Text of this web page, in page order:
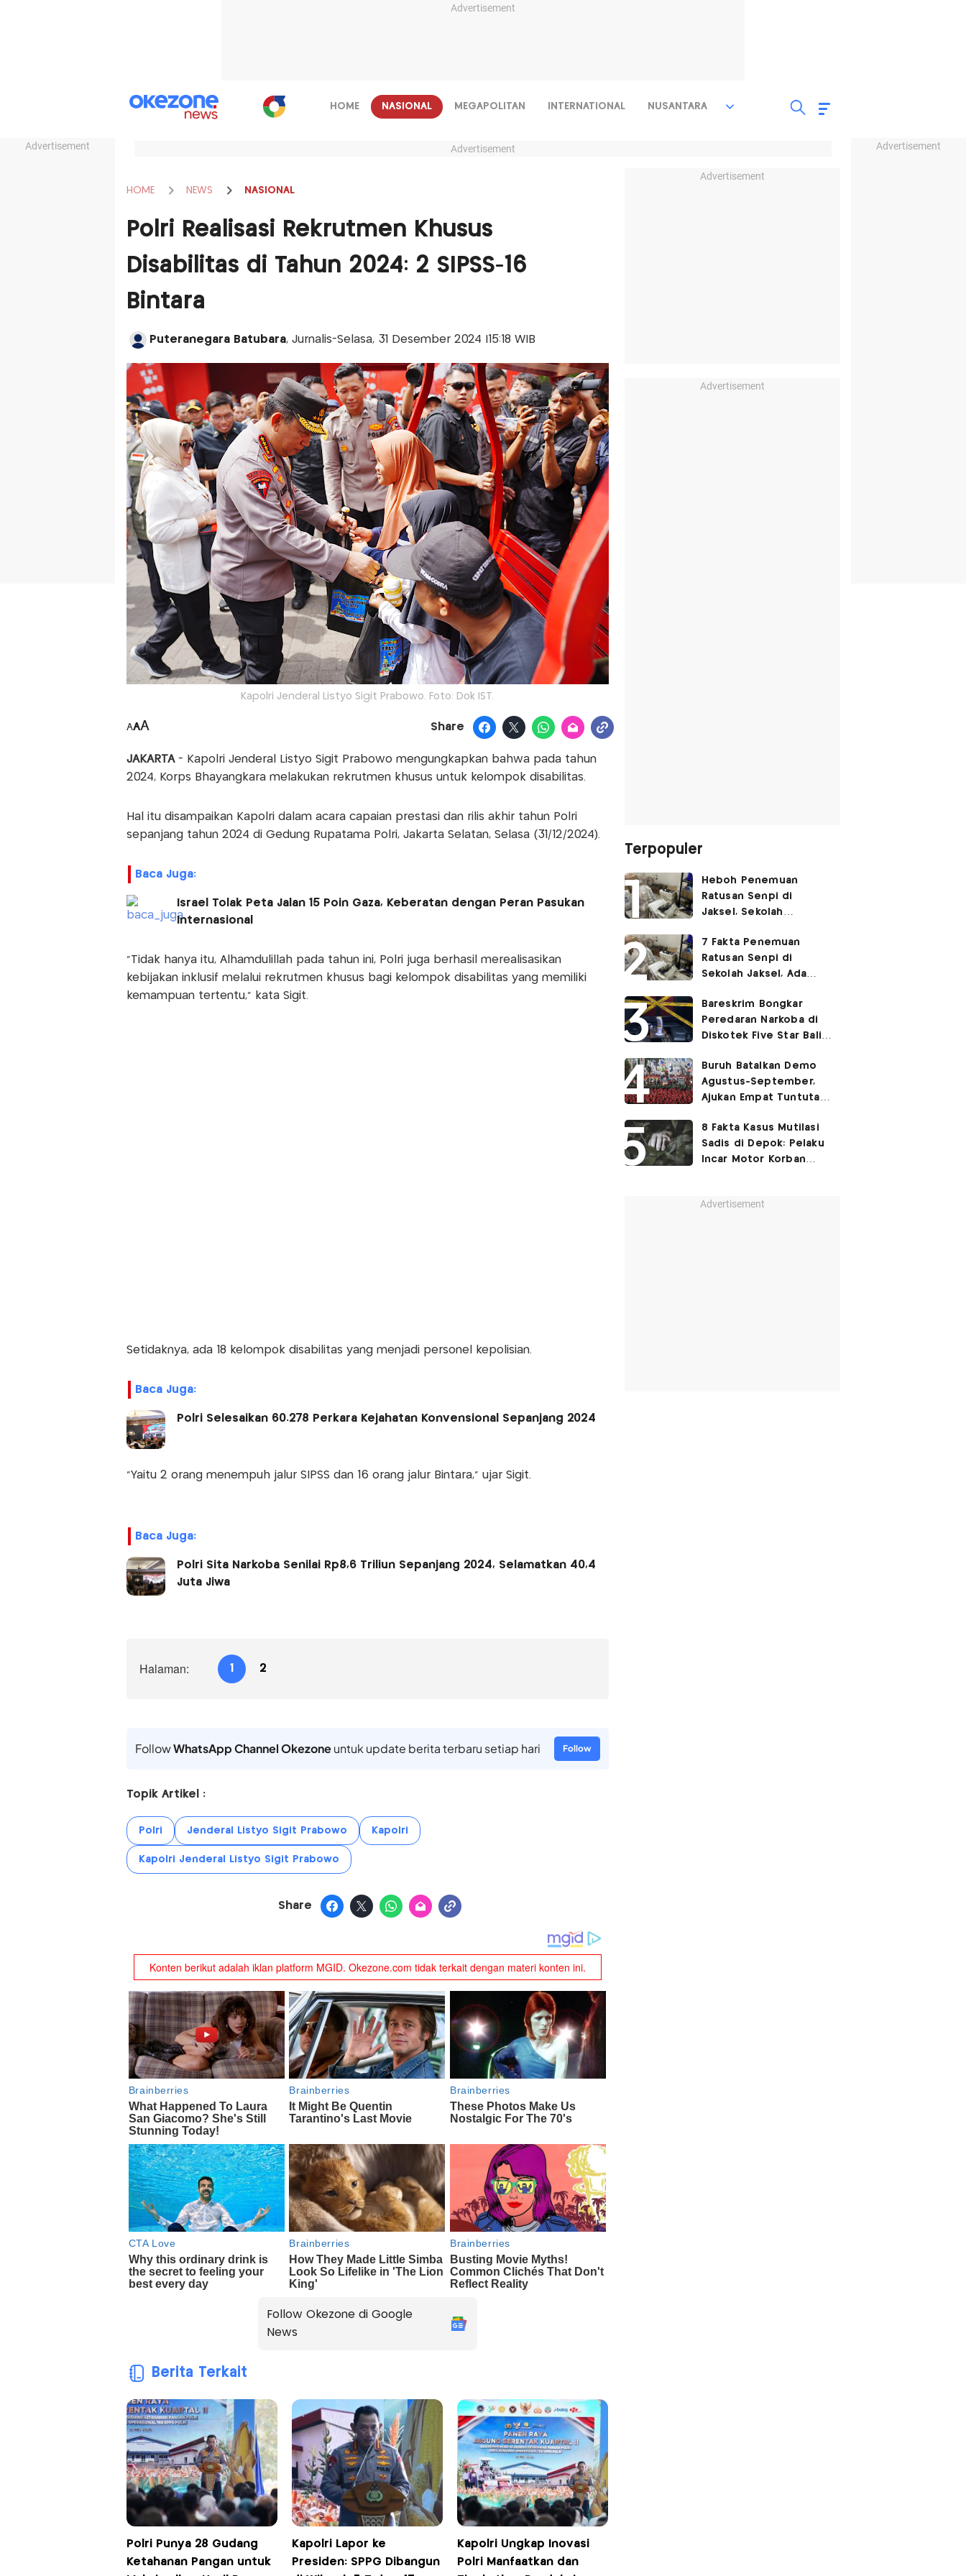
Advertisement
Advertisement Advertisement
HOME NASIONAL MEGAPOLITAN INTERNATIONAL NUSANTARA
Advertisement
HOME NEWS NASIONAL
Polri Realisasi Rekrutmen Khusus
Disabilitas di Tahun 2024: 2 SIPSS-16
Bintara
Puteranegara Batubara, Jurnalis-Selasa, 31 Desember 2024 |15:18 WIB
Kapolri Jenderal Listyo Sigit Prabowo. Foto: Dok IST.
AAA Share
JAKARTA- Kapolri Jenderal Listyo Sigit Prabowo mengungkapkan bahwa pada tahun
2024, Korps Bhayangkara melakukan rekrutmen khusus untuk kelompok disabilitas.
Hal itu disampaikan Kapolri dalam acara capaian prestasi dan rilis akhir tahun Polri
sepanjang tahun 2024 di Gedung Rupatama Polri, Jakarta Selatan, Selasa (31/12/2024).
Baca Juga:
Israel Tolak Peta Jalan 15 Poin Gaza, Keberatan dengan Peran Pasukan
Internasional
"Tidak hanya itu, Alhamdulillah pada tahun ini, Polri juga berhasil merealisasikan
kebijakan inklusif melalui rekrutmen khusus bagi kelompok disabilitas yang memiliki
kemampuan tertentu," kata Sigit.
Setidaknya, ada 18 kelompok disabilitas yang menjadi personel kepolisian.
Baca Juga:
Polri Selesaikan 60.278 Perkara Kejahatan Konvensional Sepanjang 2024
"Yaitu 2 orang menempuh jalur SIPSS dan 16 orang jalur Bintara," ujar Sigit.
Baca Juga:
Polri Sita Narkoba Senilai Rp8,6 Triliun Sepanjang 2024, Selamatkan 40,4
Juta Jiwa
Halaman: 1 2
FollowWhatsApp Channel Okezoneuntuk update berita terbaru setiap hari Follow
Topik Artikel :
Polri Jenderal Listyo Sigit Prabowo Kapolri
Kapolri Jenderal Listyo Sigit Prabowo
Share
Follow Okezone di Google
News
Berita Terkait
Polri Punya 28 Gudang
Ketahanan Pangan untuk
Kapolri Lapor ke
Presiden: SPPG Dibangun
Kapolri Ungkap Inovasi
Polri Manfaatkan dan
Advertisement
Advertisement
Terpopuler
Heboh Penemuan
Ratusan Senpi di
Jaksel, Sekolah
Kegiatan Eskul
Menembak
7 Fakta Penemuan
Ratusan Senpi di
Sekolah Jaksel, Ada
Ruang Bunker
Bareskrim Bongkar
Peredaran Narkoba di
Diskotek Five Star Bali,
Buruh Batalkan Demo
Agustus-September,
Ajukan Empat Tuntutan
8 Fakta Kasus Mutilasi
Sadis di Depok: Pelaku
Incar Motor Korban
Advertisement